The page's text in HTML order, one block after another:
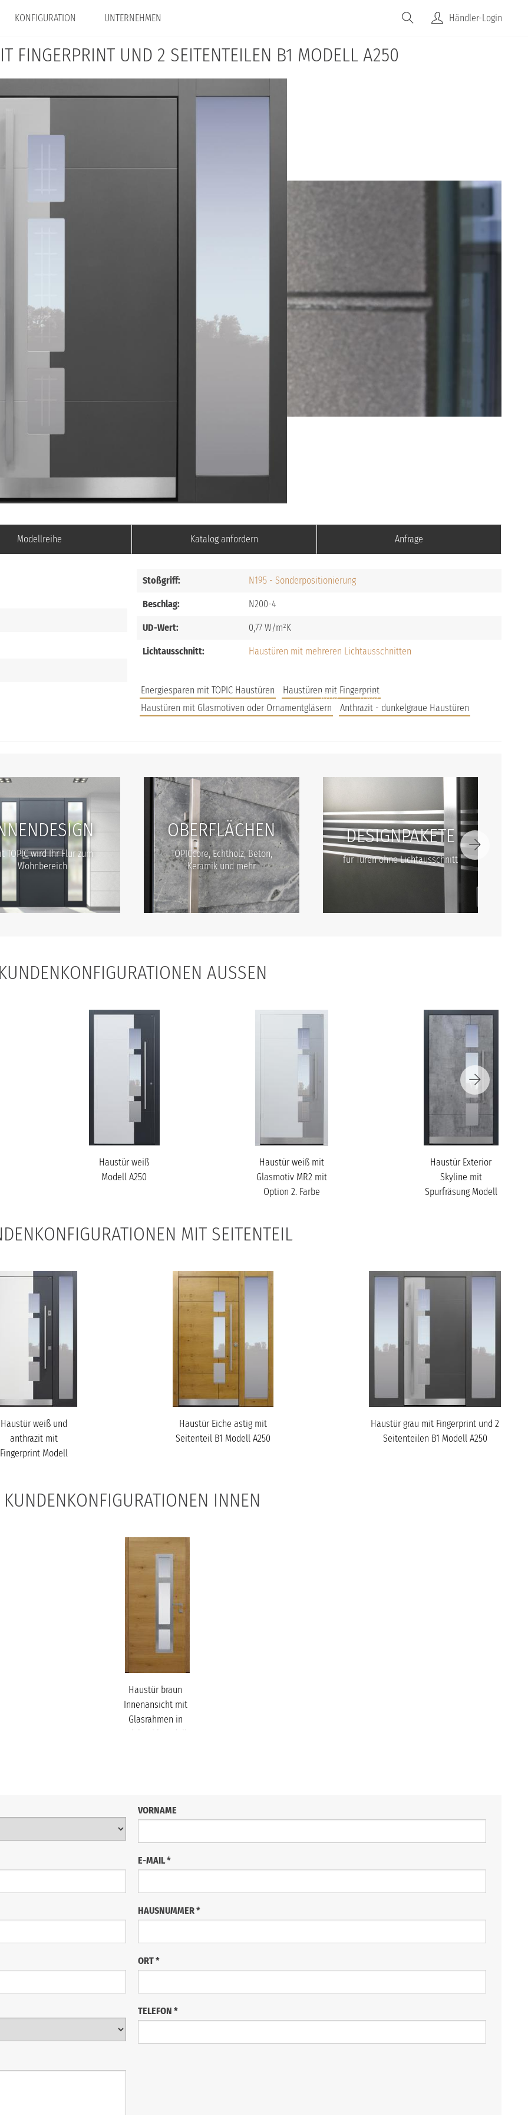
KONFIGURATION UNTERNEHMEN Händler-Login
FINGERPRINT UND 2 SEITENTEILEN B1 MODELL A250
Modellreihe Katalog anfordern Anfrage
Stoßgriff: N195 - Sonderpositionierung
Beschlag: N200-4
UD-Wert: 0,77
Lichtausschnitt: Haustüren mit mehreren Lichtausschnitten
Energiesparen mit TOPIC Haustüren
Haustüren mit Fingerprint
Haustüren mit Glasmotiven oder Ornamentgläsern
Anthrazit - dunkelgraue Haustüren
JOBS FAQS
TOPIC wird Ihr Flur zum
Wohnbereich
OBERFLÄCHEN
TOPICcore, Echtholz, Beton,
Keramik und mehr
DESIGNPAKETE
für Türen ohne Lichtausschnitt
KUNDENKONFIGURATIONEN AUSSEN
Haustür weiß
Modell A250
Haustür weiß mit
Glasmotiv MR2 mit
Option 2. Farbe
Haustür Exterior
Skyline mit
Spurfräsung Modell
MIT SEITENTEIL
Haustür weiß und
anthrazit mit
Fingerprint Modell
Haustür Eiche astig mit
Seitenteil B1 Modell A250
Haustür grau mit Fingerprint und 2
Seitenteilen B1 Modell A250
KUNDENKONFIGURATIONEN INNEN
Haustür braun
Innenansicht mit
Glasrahmen in
Edelstahl Modell
VORNAME
E-MAIL*
HAUSNUMMER*
ORT*
TELEFON *